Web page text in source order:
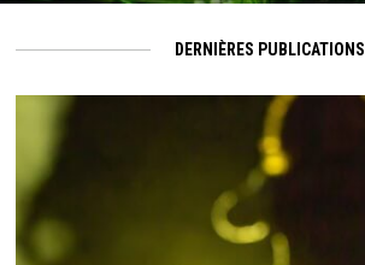
DERNIÈRES PUBLICATIONS